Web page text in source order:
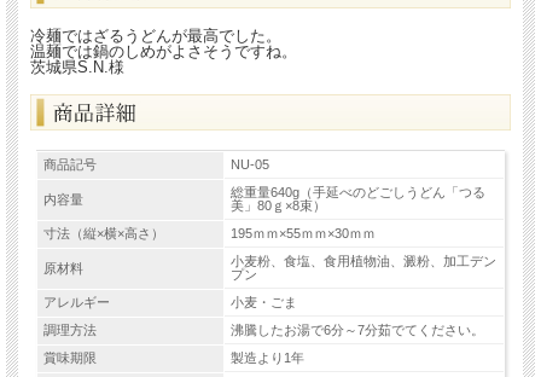
冷麺ではざるうどんが最高でした。
温麺では鍋のしめがよさそうですね。
茨城県S.N.様
商品記号 NU-05
内容量
総重量640g（手延べのどごしうどん「つる
美」80ｇ×8束）
寸法（縦×横×高さ）
195ｍｍ×55ｍｍ×30ｍｍ
原材料
小麦粉、食塩、食用植物油、澱粉、加工デン
プン
アレルギー
小麦・ごま
調理方法
沸騰したお湯で6分～7分茹でてください。
賞味期限
製造より1年